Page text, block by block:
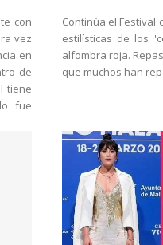
con
vez
en
de
tiene
fue
Continúa el Festival
estilísticas de los
alfombra roja.
que muchos han